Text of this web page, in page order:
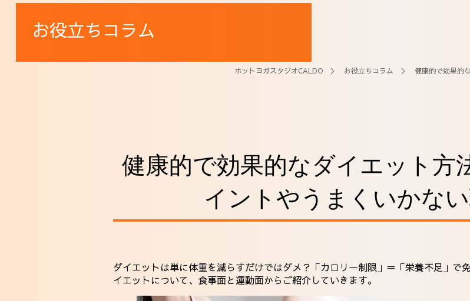
お役立ちコラム
ホットヨガスタジオCALDO ＞ お役立ちコラム ＞ 健康的で効果的な
健康的で効果的なダイエット方
イントやうまくいかな
ダイエットは単に体重を減らすだけではダメ？「カロリー制限」＝「栄養不足」で
イエットについて、食事面と運動面からご紹介していきます。